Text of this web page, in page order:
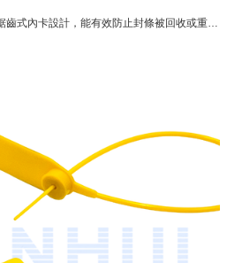
貨櫃、郵政、倉儲管理及各式運輸包裝，具備良好的識別性與防竄改性。可於封條上印製公司名稱、流水號、條碼或標誌，以便追蹤與辨識。